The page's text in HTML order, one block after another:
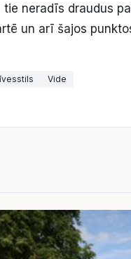
neradīs draudus
un arī šajos
Vide